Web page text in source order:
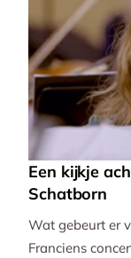
Een kijkje
Schatborn
Wat gebeurt er
Franciens